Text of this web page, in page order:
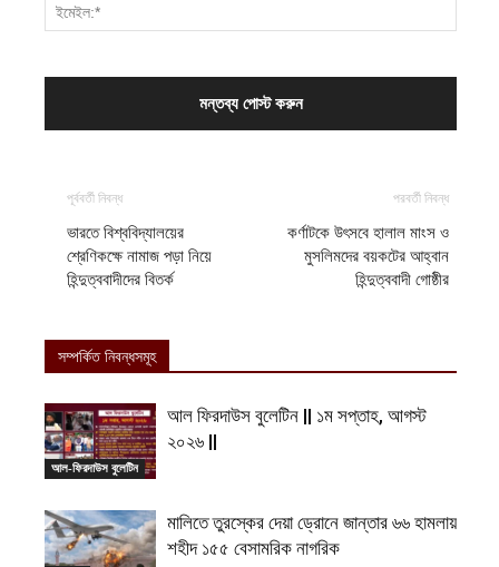
পূর্ববর্তী নিবন্ধ
ভারতে বিশ্ববিদ্যালয়ের
শ্রেণিকক্ষে নামাজ পড়া নিয়ে
হিন্দুত্ববাদীদের বিতর্ক
পরবর্তী নিবন্ধ
কর্ণাটকে উৎসবে হালাল মাংস ও
মুসলিমদের বয়কটের আহ্বান
হিন্দুত্ববাদী গোষ্ঠীর
সম্পর্কিত নিবন্ধসমূহ
আল-ফিরদাউস বুলেটিন
আল ফিরদাউস বুলেটিন || ১ম সপ্তাহ, আগস্ট
২০২৬ ||
মালিতে তুরস্কের দেয়া ড্রোনে জান্তার ৬৬ হামলায়
শহীদ ১৫৫ বেসামরিক নাগরিক